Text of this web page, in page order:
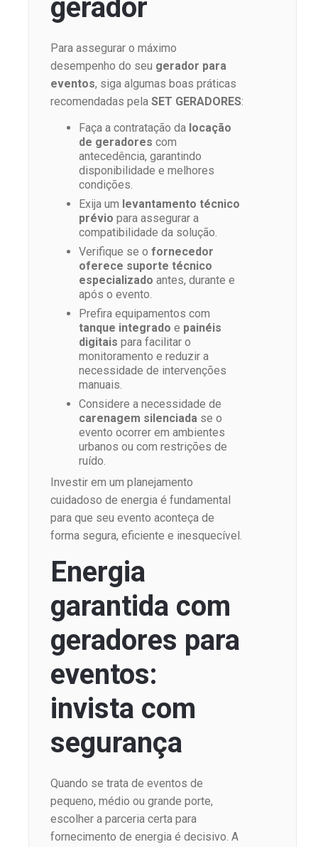
gerador
Para assegurar o máximo
desempenho do seu gerador para
eventos, siga algumas boas práticas
recomendadas pela SET GERADORES:
Faça a contratação da locação
de geradores com
antecedência, garantindo
disponibilidade e melhores
condições.
Exija um levantamento técnico
prévio para assegurar a
compatibilidade da solução.
Verifique se o fornecedor
oferece suporte técnico
especializado antes, durante e
após o evento.
Prefira equipamentos com
tanque integrado e painéis
digitais para facilitar o
monitoramento e reduzir a
necessidade de intervenções
manuais.
Considere a necessidade de
carenagem silenciada se o
evento ocorrer em ambientes
urbanos ou com restrições de
ruído.
Investir em um planejamento
cuidadoso de energia é fundamental
para que seu evento aconteça de
forma segura, eficiente e inesquecível.
Energia
garantida com
geradores para
eventos:
invista com
segurança
Quando se trata de eventos de
pequeno, médio ou grande porte,
escolher a parceria certa para
fornecimento de energia é decisivo. A